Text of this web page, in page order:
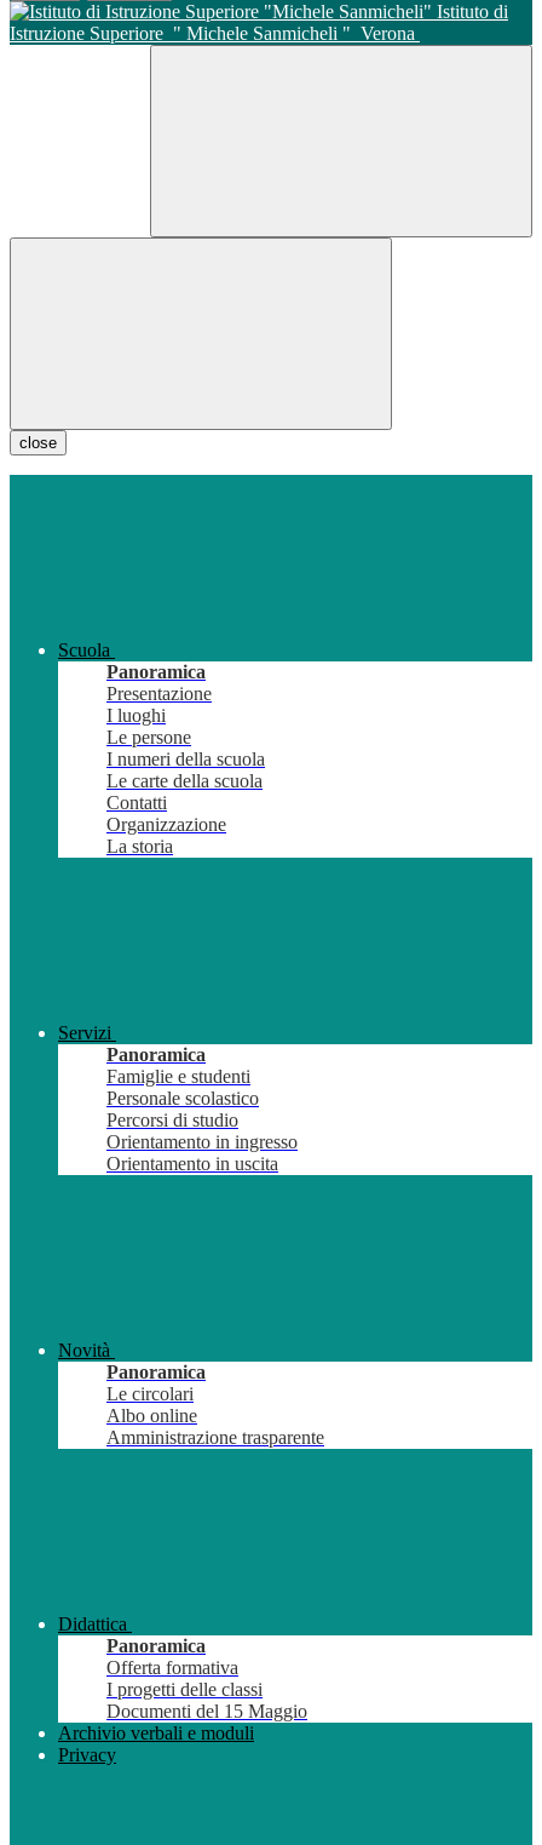
Istituto di
Istruzione Superiore " Michele Sanmicheli " Verona
close
Scuola
Panoramica
Presentazione
I luoghi
Le persone
I numeri della scuola
Le carte della scuola
Contatti
Organizzazione
La storia
Servizi
Panoramica
Famiglie e studenti
Personale scolastico
Percorsi di studio
Orientamento in ingresso
Orientamento in uscita
Novità
Panoramica
Le circolari
Albo online
Amministrazione trasparente
Didattica
Panoramica
Offerta formativa
I progetti delle classi
Documenti del 15 Maggio
Archivio verbali e moduli
Privacy